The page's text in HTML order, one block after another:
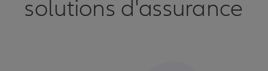
solutions d'assurance